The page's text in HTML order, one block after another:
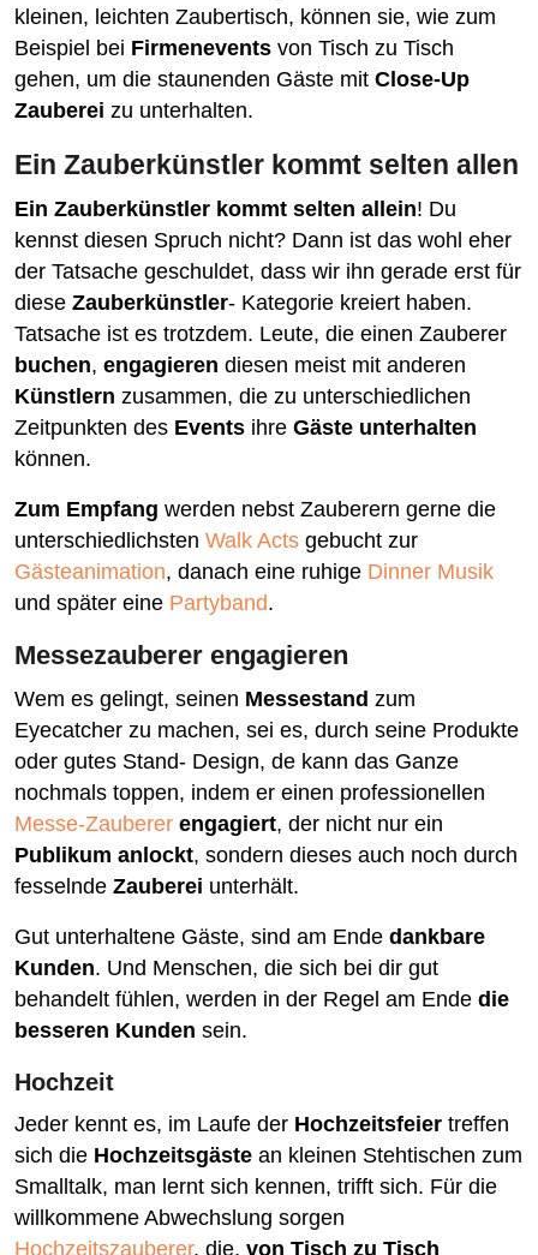
kleinen, leichten Zaubertisch, können sie, wie zum
Beispiel bei Firmenevents von Tisch zu Tisch
gehen, um die staunenden Gäste mit Close-Up
Zauberei zu unterhalten.
Ein Zauberkünstler kommt selten allen
Ein Zauberkünstler kommt selten allein! Du
kennst diesen Spruch nicht? Dann ist das wohl eher
der Tatsache geschuldet, dass wir ihn gerade erst für
diese Zauberkünstler- Kategorie kreiert haben.
Tatsache ist es trotzdem. Leute, die einen Zauberer
buchen, engagieren diesen meist mit anderen
Künstlern zusammen, die zu unterschiedlichen
Zeitpunkten des Events ihre Gäste unterhalten
können.
Zum Empfang werden nebst Zauberern gerne die
unterschiedlichsten Walk Acts gebucht zur
Gästeanimation, danach eine ruhige Dinner Musik
und später eine Partyband.
Messezauberer engagieren
Wem es gelingt, seinen Messestand zum
Eyecatcher zu machen, sei es, durch seine Produkte
oder gutes Stand- Design, de kann das Ganze
nochmals toppen, indem er einen professionellen
Messe-Zauberer engagiert, der nicht nur ein
Publikum anlockt, sondern dieses auch noch durch
fesselnde Zauberei unterhält.
Gut unterhaltene Gäste, sind am Ende dankbare
Kunden. Und Menschen, die sich bei dir gut
behandelt fühlen, werden in der Regel am Ende die
besseren Kunden sein.
Hochzeit
Jeder kennt es, im Laufe der Hochzeitsfeier treffen
sich die Hochzeitsgäste an kleinen Stehtischen zum
Smalltalk, man lernt sich kennen, trifft sich. Für die
willkommene Abwechslung sorgen
Hochzeitszauberer, die, von Tisch zu Tisch